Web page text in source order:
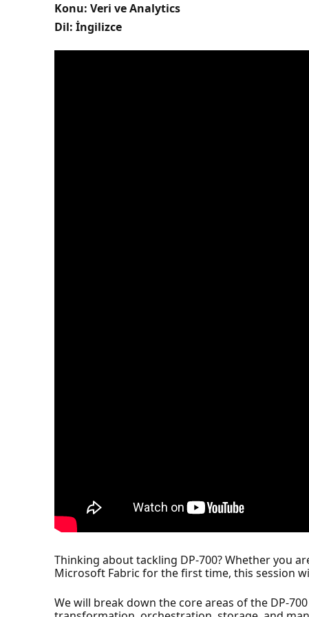
Konu: Veri ve Analytics
Dil: İngilizce
Thinking about tackling DP-700? Whether you
Microsoft Fabric for the first time, this session
We will break down the core areas of the DP-